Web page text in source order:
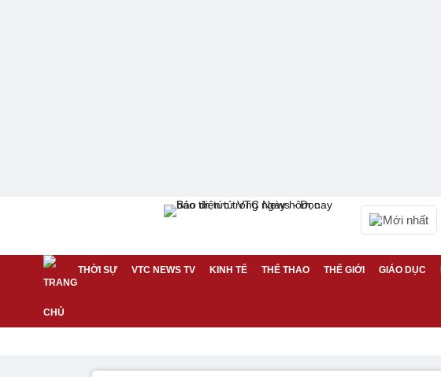
Mới nhất
THỜI SỰ VTC NEWS TV KINH TẾ THỂ THAO THẾ GIỚI GIÁO DỤC